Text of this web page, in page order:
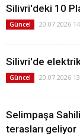
Silivri'deki 10
Güncel 20.07.2026
Silivri'de
Güncel 20.07.2026
Selimpaşa
terasları geliyor